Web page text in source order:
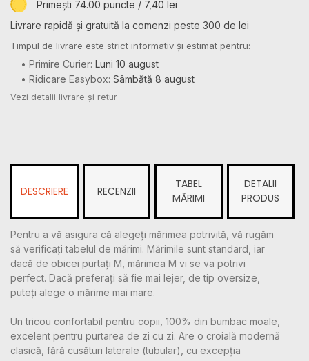
Primești 74.00 puncte / 7,40 lei
Livrare rapidă și gratuită la comenzi peste 300 de lei
Timpul de livrare este strict informativ și estimat pentru:
• Primire Curier: Luni 10 august
• Ridicare Easybox: Sâmbătă 8 august
Vezi detalii livrare și retur
DESCRIERE RECENZII
TABEL
MĂRIMI
DETALII
PRODUS
Pentru a vă asigura că alegeți mărimea potrivită, vă rugăm
să verificați tabelul de mărimi. Mărimile sunt standard, iar
dacă de obicei purtați M, mărimea M vi se va potrivi
perfect. Dacă preferați să fie mai lejer, de tip oversize,
puteți alege o mărime mai mare.
Un tricou confortabil pentru copii, 100% din bumbac moale,
excelent pentru purtarea de zi cu zi. Are o croială modernă
clasică, fără cusături laterale (tubular), cu excepția